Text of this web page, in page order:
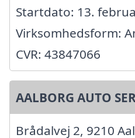
Startdato: 13.
Virksomhedsform:
CVR: 43847066
AALBORG AUTO
Brådalvej 2, 9210